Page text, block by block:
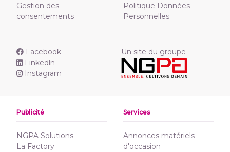
Gestion des
consentements
Politique Données
Personnelles
Facebook
Linkedln
Instagram
Un site du groupe
Publicité
NGPA Solutions
La Factory
Services
Annonces matériels
d'occasion